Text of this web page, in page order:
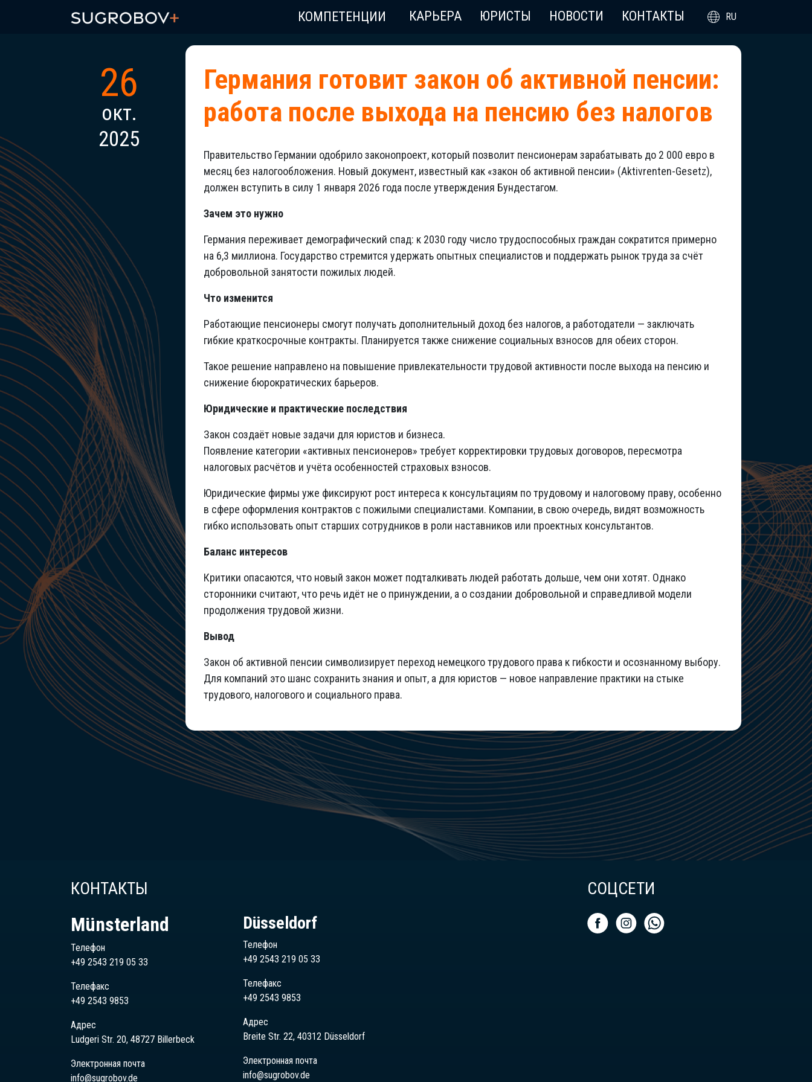
КОМПЕТЕНЦИИ КАРЬЕРА ЮРИСТЫ НОВОСТИ КОНТАКТЫ RU
26
окт.
2025
Германия готовит закон об активной пенсии:
работа после выхода на пенсию без налогов
Правительство Германии одобрило законопроект, который позволит пенсионерам зарабатывать до 2 000 евро в
месяц без налогообложения. Новый документ, известный как «закон об активной пенсии» (Aktivrenten-Gesetz),
должен вступить в силу 1 января 2026 года после утверждения Бундестагом.
Зачем это нужно
Германия переживает демографический спад: к 2030 году число трудоспособных граждан сократится примерно
на 6,3 миллиона. Государство стремится удержать опытных специалистов и поддержать рынок труда за счёт
добровольной занятости пожилых людей.
Что изменится
Работающие пенсионеры смогут получать дополнительный доход без налогов, а работодатели — заключать
гибкие краткосрочные контракты. Планируется также снижение социальных взносов для обеих сторон.
Такое решение направлено на повышение привлекательности трудовой активности после выхода на пенсию и
снижение бюрократических барьеров.
Юридические и практические последствия
Закон создаёт новые задачи для юристов и бизнеса.
Появление категории «активных пенсионеров» требует корректировки трудовых договоров, пересмотра
налоговых расчётов и учёта особенностей страховых взносов.
Юридические фирмы уже фиксируют рост интереса к консультациям по трудовому и налоговому праву, особенно
в сфере оформления контрактов с пожилыми специалистами. Компании, в свою очередь, видят возможность
гибко использовать опыт старших сотрудников в роли наставников или проектных консультантов.
Баланс интересов
Критики опасаются, что новый закон может подталкивать людей работать дольше, чем они хотят. Однако
сторонники считают, что речь идёт не о принуждении, а о создании добровольной и справедливой модели
продолжения трудовой жизни.
Вывод
Закон об активной пенсии символизирует переход немецкого трудового права к гибкости и осознанному выбору.
Для компаний это шанс сохранить знания и опыт, а для юристов — новое направление практики на стыке
трудового, налогового и социального права.
КОНТАКТЫ
Münsterland
Телефон
+49 2543 219 05 33
Телефакс
+49 2543 9853
Адрес
Ludgeri Str. 20, 48727 Billerbeck
Электронная почта
info@sugrobov.de
Düsseldorf
Телефон
+49 2543 219 05 33
Телефакс
+49 2543 9853
Адрес
Breite Str. 22, 40312 Düsseldorf
Электронная почта
info@sugrobov.de
СОЦСЕТИ